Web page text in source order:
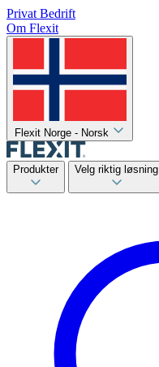
Privat Bedrift
Om Flexit
Flexit Norge - Norsk
Produkter Velg riktig løsning